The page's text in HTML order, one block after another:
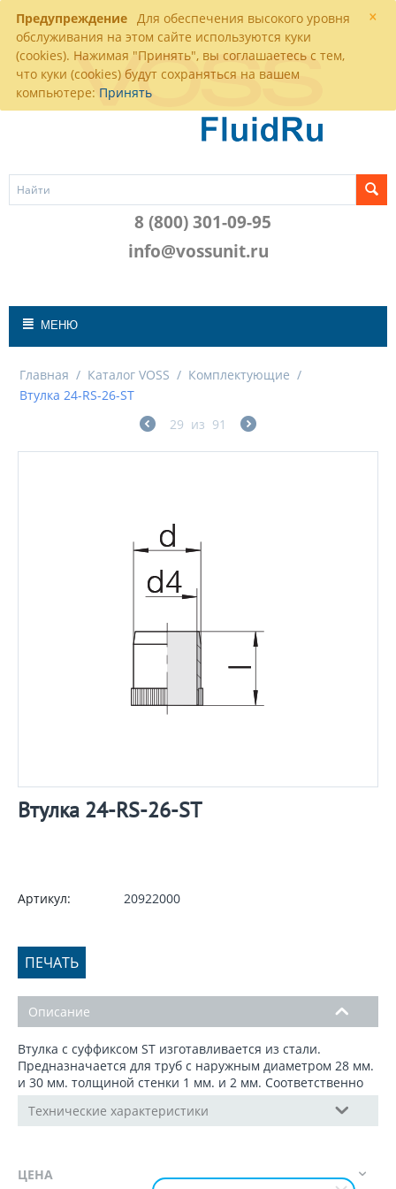
×
Предупреждение Для обеспечения высокого уровня
обслуживания на этом сайте используются куки
(cookies). Нажимая "Принять", вы соглашаетесь с тем,
что куки (cookies) будут сохраняться на вашем
компьютере: Принять
8 (800) 301-09-95
info@vossunit.ru
МЕНЮ
Главная / Каталог VOSS / Комплектующие /
Втулка 24-RS-26-ST
29 из 91
Втулка 24-RS-26-ST
Артикул: 20922000
ПЕЧАТЬ
Описание
Втулка с суффиксом ST изготавливается из стали.
Предназначается для труб с наружным диаметром 28 мм.
и 30 мм. толщиной стенки 1 мм. и 2 мм. Соответственно
Технические характеристики
ЦЕНА